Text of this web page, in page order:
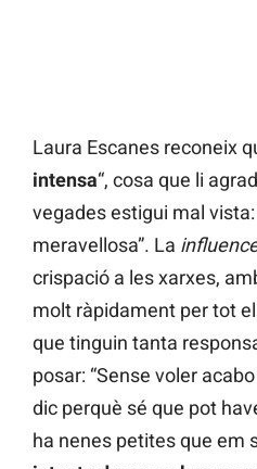
Laura Escanes reconeix
intensa“, cosa que li
vegades estigui mal
meravellosa”. La
crispació a les xarxes,
molt ràpidament per tot
que tinguin tanta
posar: “Sense voler
dic perquè sé que pot
ha nenes petites que em